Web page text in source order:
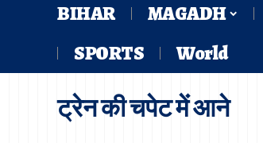
BIHAR MAGADH
SPORTS
World
ट्रेन की चपेट में आने